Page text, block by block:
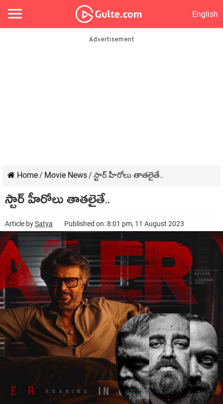
English
Home/ Movie News/ స్టార్ హీరోలు తాతలైతే..
స్టార్ హీరోలు తాతలైతే..
Article bySatya Published on: 8:01 pm, 11 August 2023